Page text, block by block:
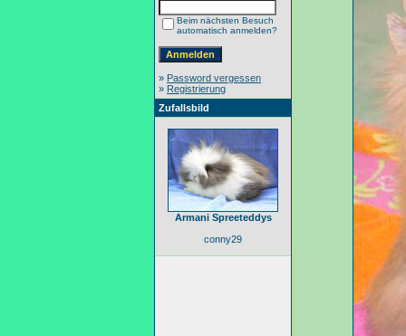
Beim nächsten Besuch
automatisch anmelden?
» Password vergessen
» Registrierung
Zufallsbild
Armani Spreeteddys
conny29